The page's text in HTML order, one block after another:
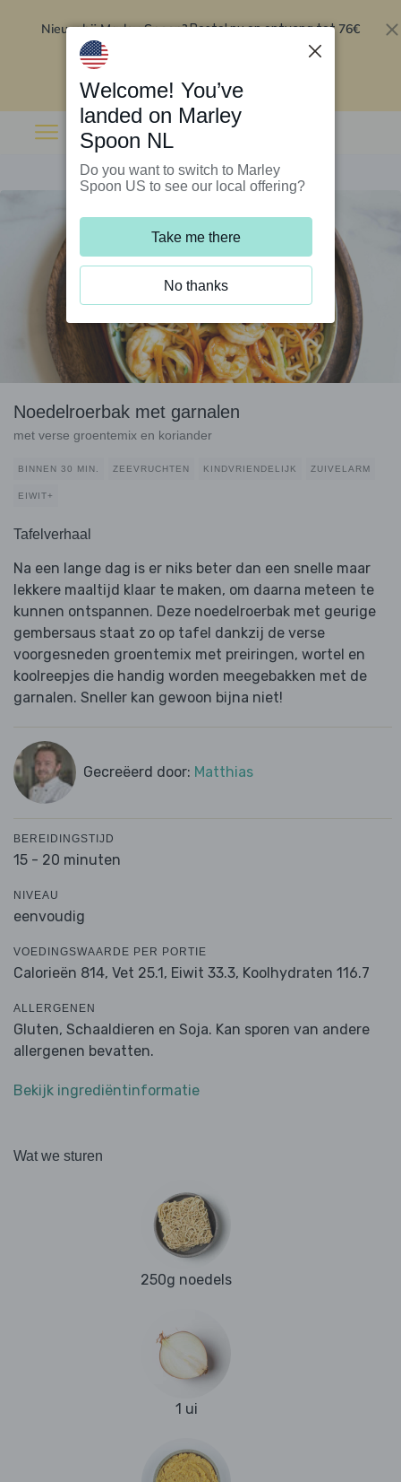
Nieuw bij Marley Spoon?Bestel nu en ontvang tot 76€
Noedelroerbak met garnalen
met verse groentemix en koriander
BINNEN 30 MIN. ZEEVRUCHTEN KINDVRIENDELIJK ZUIVELARM
EIWIT+
Tafelverhaal
Na een lange dag is er niks beter dan een snelle maar
lekkere maaltijd klaar te maken, om daarna meteen te
kunnen ontspannen. Deze noedelroerbak met geurige
gembersaus staat zo op tafel dankzij de verse
voorgesneden groentemix met preiringen, wortel en
koolreepjes die handig worden meegebakken met de
garnalen. Sneller kan gewoon bijna niet!
Gecreëerd door: Matthias
BEREIDINGSTIJD
15 - 20 minuten
NIVEAU
eenvoudig
VOEDINGSWAARDE PER PORTIE
Calorieën 814, Vet 25.1, Eiwit 33.3, Koolhydraten 116.7
ALLERGENEN
Gluten, Schaaldieren en Soja. Kan sporen van andere
allergenen bevatten.
Bekijk ingrediëntinformatie
Wat we sturen
250g noedels
1 ui
Welcome! You’ve
landed on Marley
Spoon NL
Do you want to switch to Marley
Spoon US to see our local offering?
Take me there
No thanks